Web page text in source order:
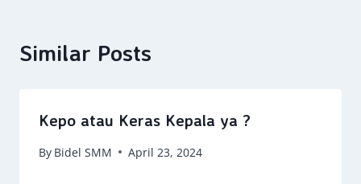
Similar Posts
Kepo atau Keras Kepala ya ?
By Bidel SMM April 23, 2024